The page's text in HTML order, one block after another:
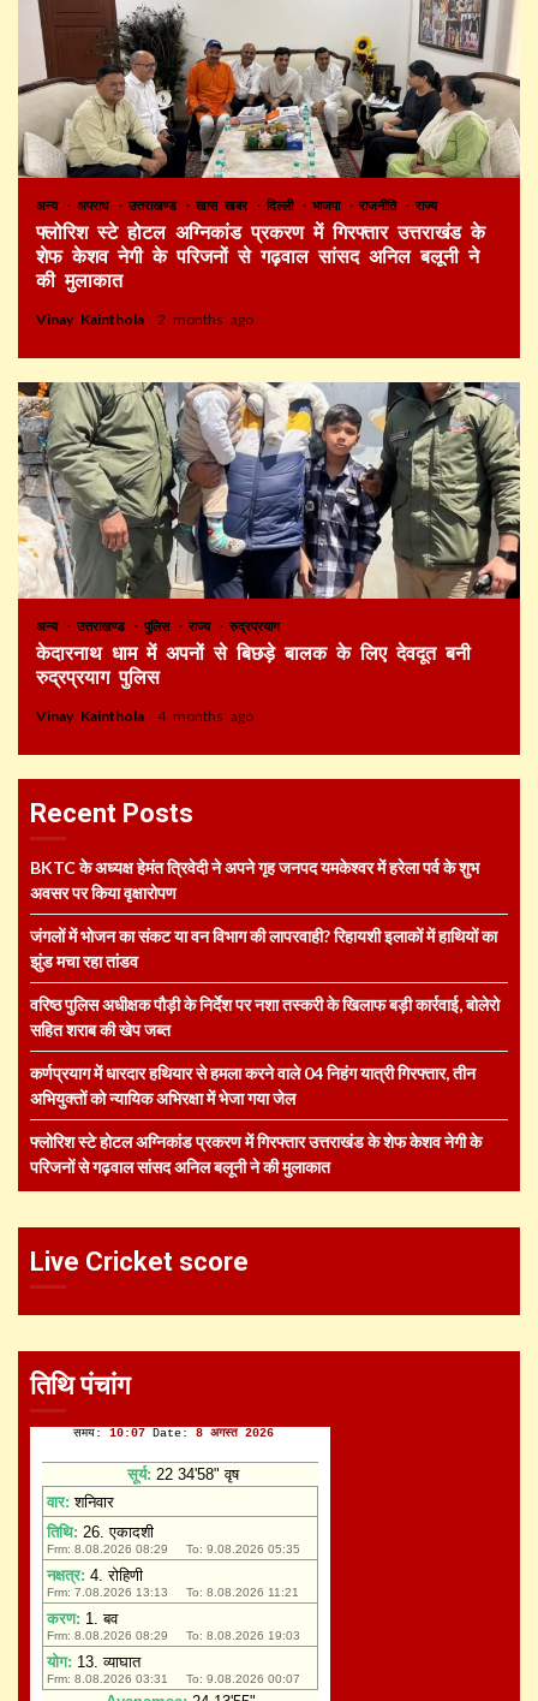
अन्य अपराध उत्तराखण्ड खास खबर दिल्ली भाजपा राजनीति राज्य
फ्लोरिश स्टे होटल अग्निकांड प्रकरण में गिरफ्तार उत्तराखंड के
शेफ केशव नेगी के परिजनों से गढ़वाल सांसद अनिल बलूनी ने
की मुलाकात
Vinay Kainthola 2 months ago
अन्य उत्तराखण्ड पुलिस राज्य रुद्रप्रयाग
केदारनाथ धाम में अपनों से बिछड़े बालक के लिए देवदूत बनी
रुद्रप्रयाग पुलिस
Vinay Kainthola 4 months ago
Recent Posts
BKTC के अध्यक्ष हेमंत त्रिवेदी ने अपने गृह जनपद यमकेश्वर में हरेला पर्व के शुभ
अवसर पर किया वृक्षारोपण
जंगलों में भोजन का संकट या वन विभाग की लापरवाही? रिहायशी इलाकों में हाथियों का
झुंड मचा रहा तांडव
वरिष्ठ पुलिस अधीक्षक पौड़ी के निर्देश पर नशा तस्करी के खिलाफ बड़ी कार्रवाई, बोलेरो
सहित शराब की खेप जब्त
कर्णप्रयाग में धारदार हथियार से हमला करने वाले 04 निहंग यात्री गिरफ्तार, तीन
अभियुक्तों को न्यायिक अभिरक्षा में भेजा गया जेल
फ्लोरिश स्टे होटल अग्निकांड प्रकरण में गिरफ्तार उत्तराखंड के शेफ केशव नेगी के
परिजनों से गढ़वाल सांसद अनिल बलूनी ने की मुलाकात
Live Cricket score
तिथि पंचांग